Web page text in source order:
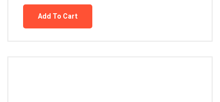
Add To Cart